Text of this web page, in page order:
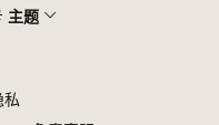
主题
私